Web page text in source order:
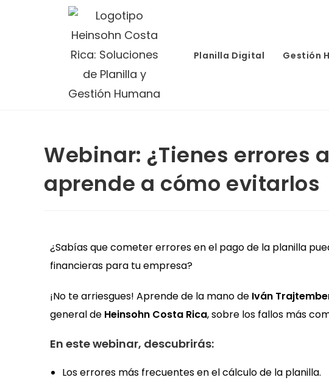
Planilla Digital Gestión
Webinar: ¿Tienes errores
aprende a cómo evitarlos
¿Sabías que cometer errores en el pago de la planilla
financieras para tu empresa?
¡No te arriesgues! Aprende de la mano de Iván
general de Heinsohn Costa Rica, sobre los fallos más
En este webinar, descubrirás:
Los errores más frecuentes en el cálculo de la planilla.